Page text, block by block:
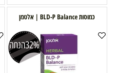
כמוסות BLD-P Balance | אלטמן
32%הנחה